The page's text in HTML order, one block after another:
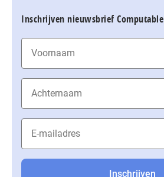
Inschrijven nieuwsbrief Computable